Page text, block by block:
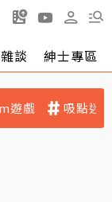
談 紳士專區
遊戲 吸點迷